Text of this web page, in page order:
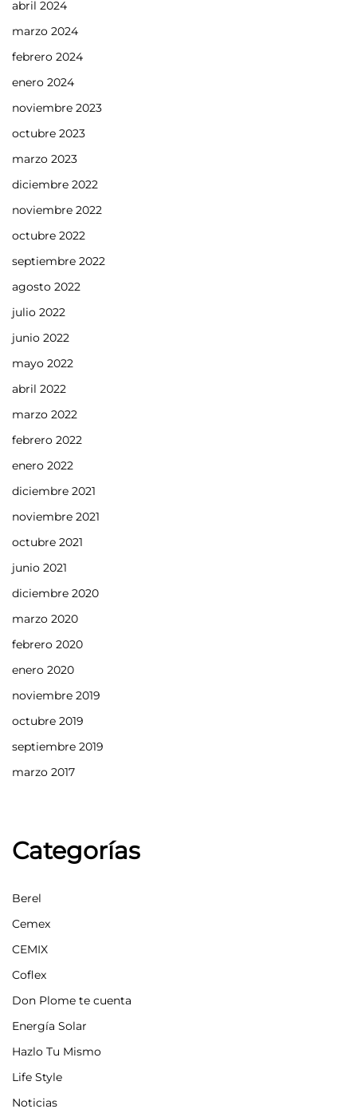
abril 2024
marzo 2024
febrero 2024
enero 2024
noviembre 2023
octubre 2023
marzo 2023
diciembre 2022
noviembre 2022
octubre 2022
septiembre 2022
agosto 2022
julio 2022
junio 2022
mayo 2022
abril 2022
marzo 2022
febrero 2022
enero 2022
diciembre 2021
noviembre 2021
octubre 2021
junio 2021
diciembre 2020
marzo 2020
febrero 2020
enero 2020
noviembre 2019
octubre 2019
septiembre 2019
marzo 2017
Categorías
Berel
Cemex
CEMIX
Coflex
Don Plome te cuenta
Energía Solar
Hazlo Tu Mismo
Life Style
Noticias